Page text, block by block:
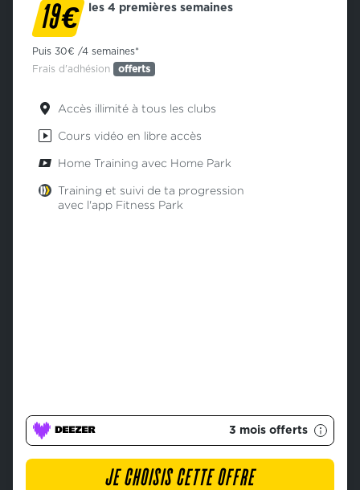
19€ les 4 premières semaines
Puis 30€ /4 semaines*
Frais d'adhésion
offerts
Accès illimité à tous les clubs
Cours vidéo en libre accès
Home Training avec Home Park
Training et suivi de ta progression
avec l'app Fitness Park
3 mois offerts
JE CHOISIS CETTE OFFRE